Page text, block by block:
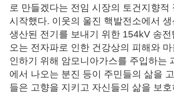
로 만들겠다는 전임 시장의 토건지향
시작했다. 이웃의 울진 핵발전소에서
생산된 전기를 보내기 위한 154kV 송
오는 전자파로 인한 건강상의 피해와
인하기 위해 암모니아가스를 주입하는
에서 나오는 분진 등이 주민들의 삶을
들은 고향을 지키고 자신들의 삶을 보